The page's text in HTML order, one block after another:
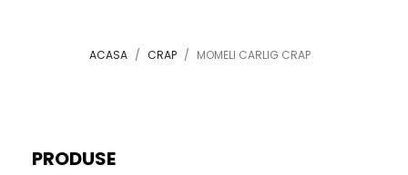
ACASA CRAP MOMELI CARLIG CRAP
PRODUSE